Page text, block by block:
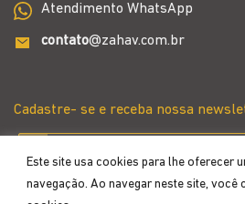
Este site usa cookies para lhe oferecer
navegação. Ao navegar neste site, você
Atendimento WhatsApp
contato@zahav.com.br
Cadastre- se e receba nossa